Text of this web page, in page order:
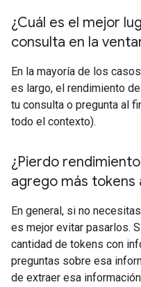
¿Cuál es el mejor
consulta en la
En la mayoría de los
es largo, el rendimiento
tu consulta o pregunta al
todo el contexto).
¿Pierdo
agrego más tokens
En general, si no
es mejor evitar pasarlos.
cantidad de tokens con
preguntas sobre esa
de extraer esa